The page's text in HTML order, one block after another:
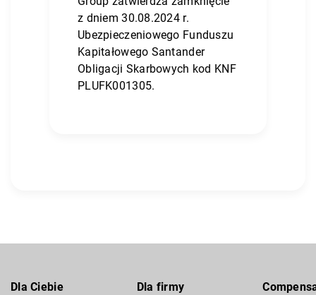
z dniem 30.08.2024 r.
Ubezpieczeniowego Funduszu
Kapitałowego Santander
Obligacji Skarbowych kod KNF
PLUFK001305.
Dla Ciebie Dla firmy